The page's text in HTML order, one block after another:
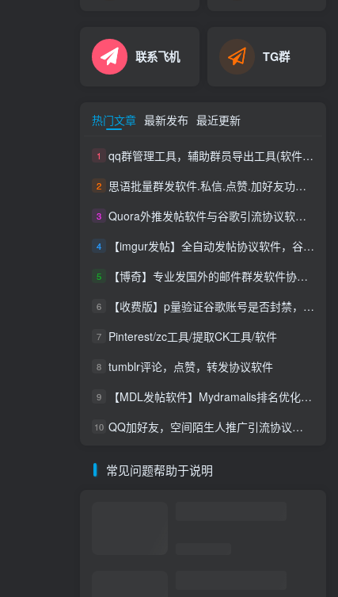
联系飞机 TG群
热门文章 最新发布 最近更新
1 qq群管理工具，辅助群员导出工具(软件批量导出好帮手：QQ群成员一键提取，QQ群员提取
2 思语批量群发软件.私信.点赞.加好友功能+查询手机是否已注册账号
3 Quora外推发帖软件与谷歌引流协议软件，推广_营销软件
4 【imgur发帖】全自动发帖协议软件，谷歌搜索引流推广软件
5 【博奇】专业发国外的邮件群发软件协议，邮件群发软件协议|支持网址|发送速度快|效果好|你不限制内容和行业
6 【收费版】p量验证谷歌账号是否封禁，支持账号，无须密码即可查询封禁【谷歌账号检测查询是否封禁】【会员免费使用】
7 Pinterest/zc工具/提取CK工具/软件
8 tumblr评论，点赞，转发协议软件
9 【MDL发帖软件】Mydramalis排名优化自动发帖，谷歌排名优化
10 QQ加好友，空间陌生人推广引流协议软件，评论，点赞，留言，发布说说，陌生人访问留痕软件
常见问题帮助于说明